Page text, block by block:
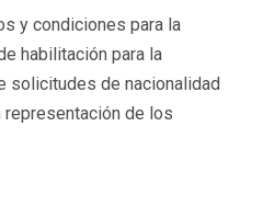
y condiciones para la
habilitación para la
solicitudes de nacionalidad
de los